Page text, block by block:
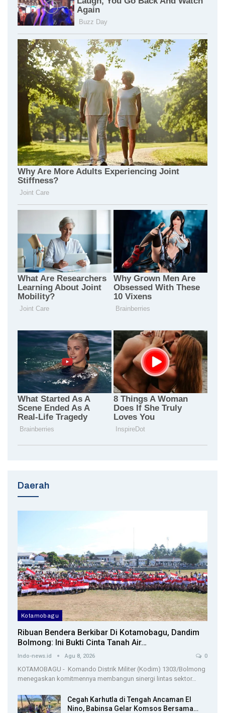
Daerah
Kotamobagu
Ribuan Bendera Berkibar Di Kotamobagu, Dandim
Bolmong: Ini Bukti Cinta Tanah Air…
Indo-news.id Agu 8, 2026 0
KOTAMOBAGU - Komando Distrik Militer (Kodim) 1303/Bolmong
menegaskan komitmennya membangun sinergi lintas sektor…
Cegah Karhutla di Tengah Ancaman El
Nino, Babinsa Gelar Komsos Bersama…